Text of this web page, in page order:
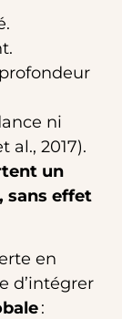
ni
al., 2017).
un
sans effet
en
d’intégrer
: